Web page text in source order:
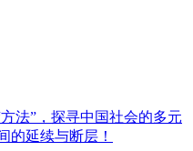
法”，探寻中国社会的多元
的延续与断层！